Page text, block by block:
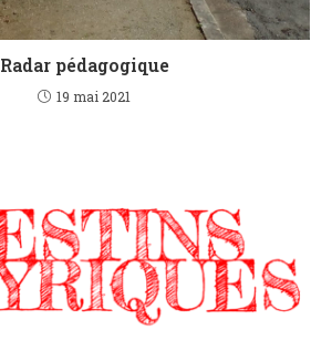
Radar pédagogique
19 mai 2021